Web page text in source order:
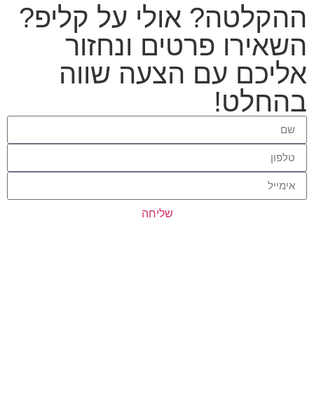
ההקלטה? אולי על קליפ?
השאירו פרטים ונחזור
אליכם עם הצעה שווה
בהחלט!
שליחה